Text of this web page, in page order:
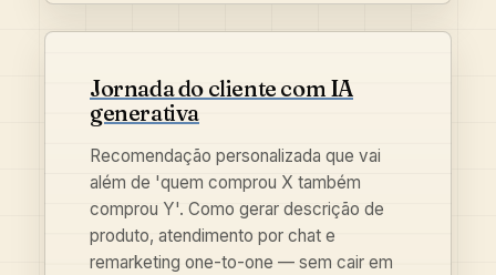
Jornada do cliente com IA
generativa
Recomendação personalizada que vai
além de 'quem comprou X também
comprou Y'. Como gerar descrição de
produto, atendimento por chat e
remarketing one-to-one — sem cair em